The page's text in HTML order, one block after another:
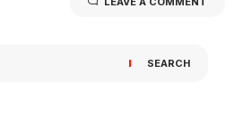
SEARCH